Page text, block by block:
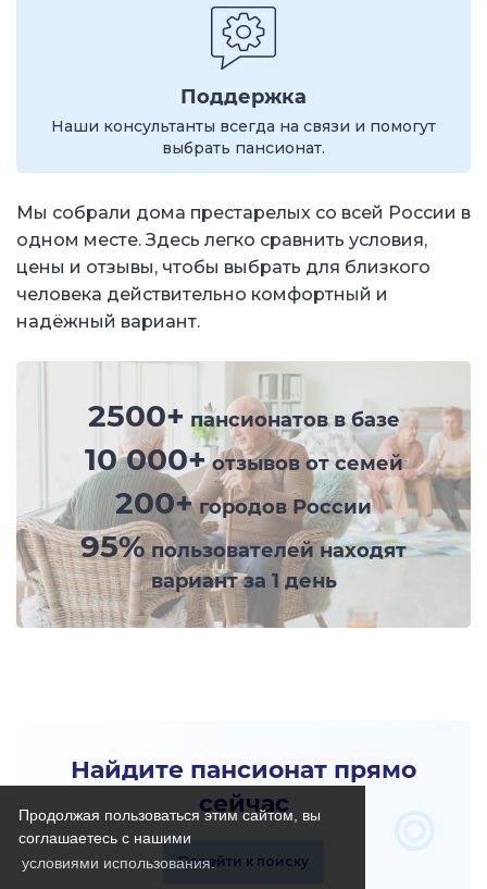
Продолжая пользоваться этим сайтом, вы
соглашаетесь с нашими
условиями использования.
Поддержка
Наши консультанты всегда на связи и помогут
выбрать пансионат.
Мы собрали дома престарелых со всей России в
одном месте. Здесь легко сравнить условия,
цены и отзывы, чтобы выбрать для близкого
человека действительно комфортный и
надёжный вариант.
2500+ пансионатов в базе
10 000+отзывов от семей
200+городов России
95%пользователей находят
вариант за 1 день
Найдите пансионат прямо
сейчас
Перейти к поиску